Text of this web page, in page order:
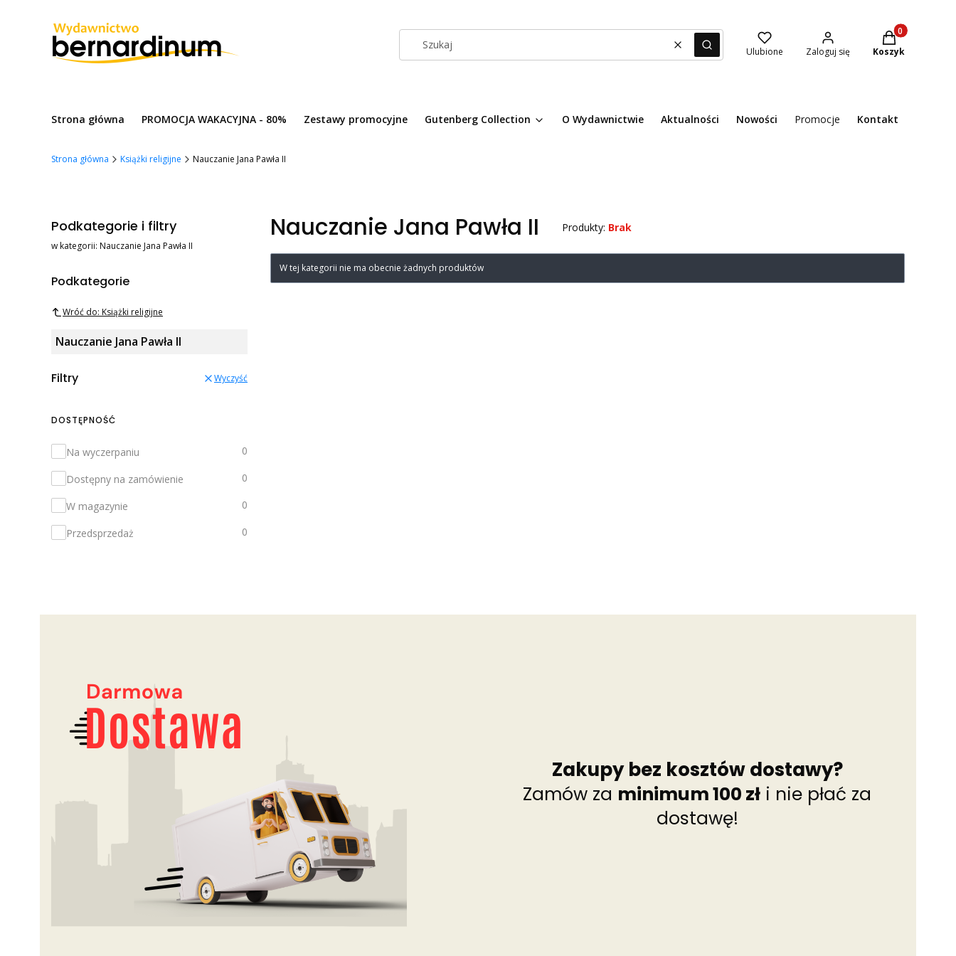
WyczyśćSzukaj Ulubione Zaloguj się
Produkty w
Koszyk
Strona główna PROMOCJA WAKACYJNA - 80% Zestawy promocyjne Gutenberg Collection O Wydawnictwie Aktualności Nowości Promocje Kontakt
Strona główna Książki religijne Nauczanie Jana Pawła II
Podkategorie i filtry
w kategorii: Nauczanie Jana Pawła II
Podkategorie
Wróć do: Książki religijne
Nauczanie Jana Pawła II
Filtry Wyczyść
DOSTĘPNOŚĆ
Dostępność
Na wyczerpaniu 0
Dostępny na zamówienie 0
W magazynie 0
Przedsprzedaż 0
Nauczanie Jana Pawła II Produkty: Brak
Lista produktów
W tej kategorii nie ma obecnie żadnych produktów
Zakupy bez kosztów dostawy?
Zamów za minimum 100 zł i nie płać za
dostawę!